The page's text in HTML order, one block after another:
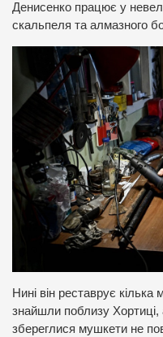
Денисенко працює у
скальпеля та алмазного
Нині він реставрує кілька
знайшли поблизу Хортиці,
збереглися мушкети не